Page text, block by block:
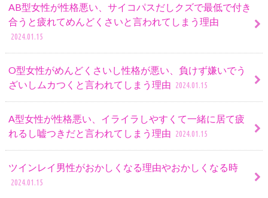
AB型女性が性格悪い、サイコパスだしクズで最低で付き
合うと疲れてめんどくさいと言われてしまう理由
2024.01.15
O型女性がめんどくさいし性格が悪い、負けず嫌いでう
ざいしムカつくと言われてしまう理由 2024.01.15
A型女性が性格悪い、イライラしやすくて一緒に居て疲
れるし嘘つきだと言われてしまう理由 2024.01.15
ツインレイ男性がおかしくなる理由やおかしくなる時
2024.01.15